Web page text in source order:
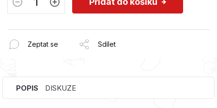
Zeptat se Sdílet
POPIS DISKUZE